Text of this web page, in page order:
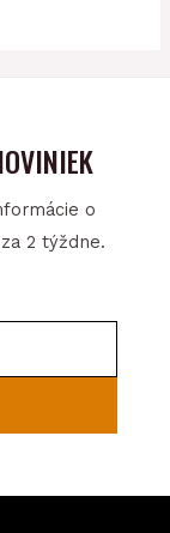
o
2 týždne.